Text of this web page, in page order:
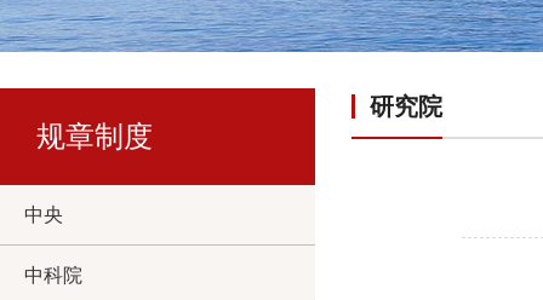
规章制度
中央
中科院
研究院